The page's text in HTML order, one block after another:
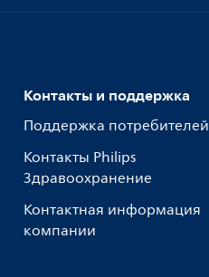
Контакты и поддержка
Поддержка потребителей
Контакты Philips
Здравоохранение
Контактная информация
компании